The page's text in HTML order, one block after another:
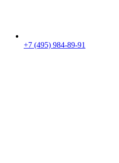
+7 (495) 984-89-91